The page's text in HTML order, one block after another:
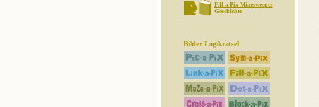
Fill-a-Pix Minesweeper
Geschichte
Bilder-Logikrätsel